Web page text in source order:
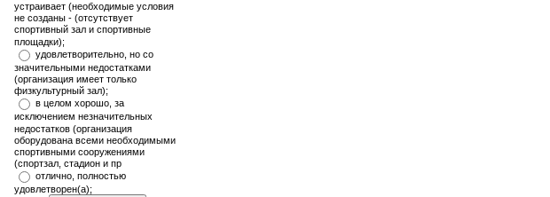
устраивает (необходимые условия
не созданы - (отсутствует
спортивный зал и спортивные
площадки);
удовлетворительно, но со
значительными недостатками
(организация имеет только
физкультурный зал);
в целом хорошо, за
исключением незначительных
недостатков (организация
оборудована всеми необходимыми
спортивными сооружениями
(спортзал, стадион и пр
отлично, полностью
удовлетворен(а);